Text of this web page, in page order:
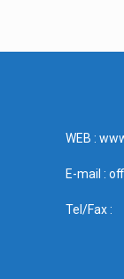
WEB :
E-mail :
Tel/Fax :